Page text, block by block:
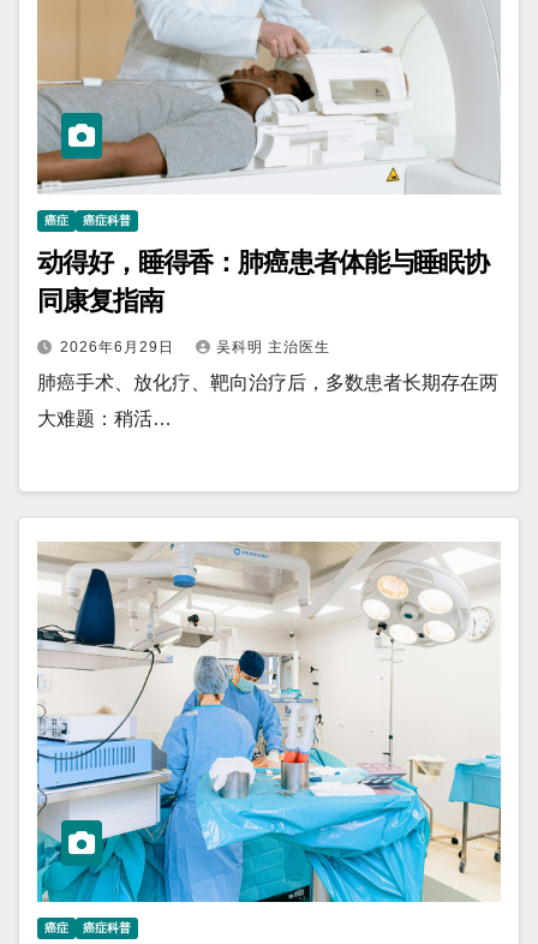
癌症 癌症科普
动得好，睡得香：肺癌患者体能与睡眠协
同康复指南
2026年6月29日 吴科明 主治医生
肺癌手术、放化疗、靶向治疗后，多数患者长期存在两
大难题：稍活…
癌症 癌症科普